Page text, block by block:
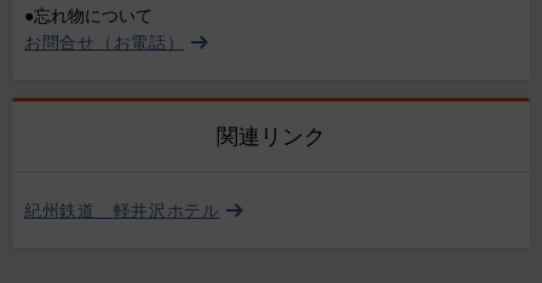
●忘れ物について
お問合せ（お電話）
関連リンク
紀州鉄道 軽井沢ホテル